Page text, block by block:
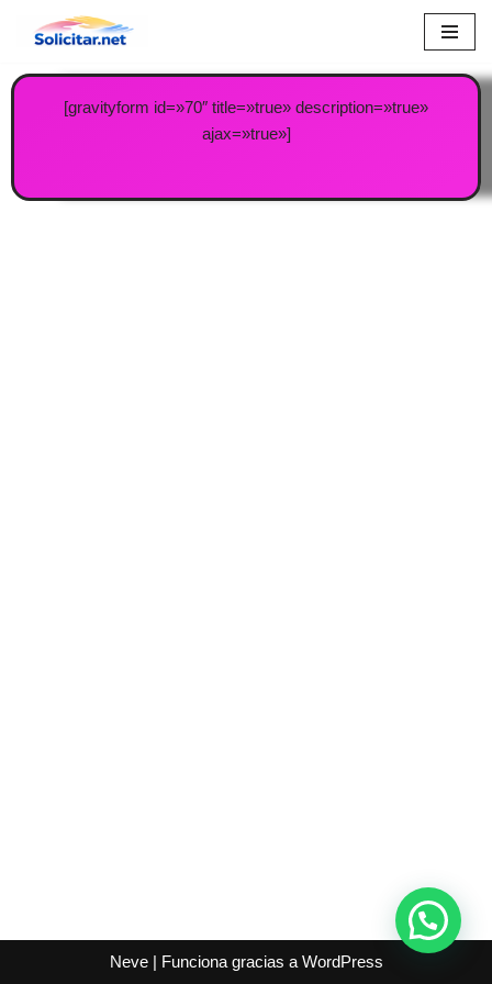
al
contenido[gravityform id=»70″ title=»true» description=»true»
ajax=»true»]
Neve| Funciona gracias a WordPress